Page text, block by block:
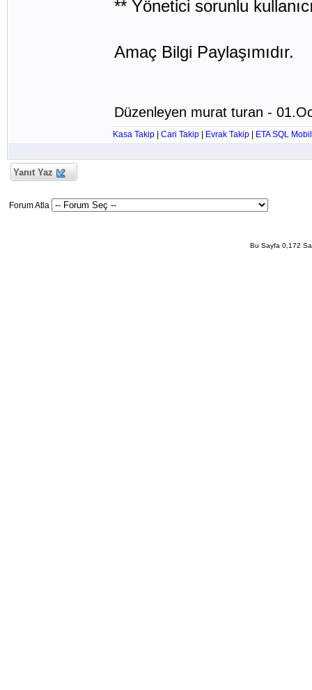
** Yönetici sorunlu
Amaç Bilgi Paylaşımıdır.
Düzenleyen murat turan -
Kasa Takip Cari Takip Evrak Takip ETA SQL Mobil
Yanıt Yaz
Forum Atla
Bu Sayfa 0,172